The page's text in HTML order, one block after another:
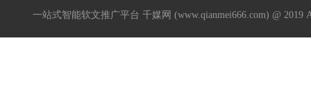
一站式智能软文推广平台 千媒网 (www.qianmei666.com) @ 2019